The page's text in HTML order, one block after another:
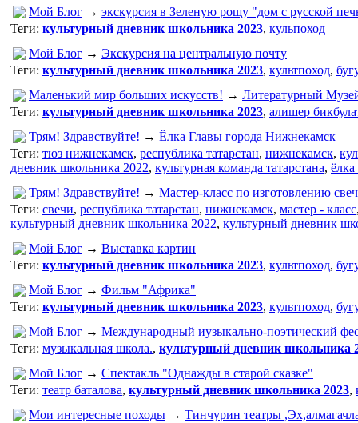
Мой Блог → экскурсия в Зеленую рощу "дом с русской
Теги: культурный дневник школьника 2023, кульпоход
Мой Блог → Экскурсия на центральную почту
Теги: культурный дневник школьника 2023, культпоход,
Маленький мир больших искусств! → Литературный
Теги: культурный дневник школьника 2023, алишер
Трям! Здравствуйте! → Ёлка Главы города Нижнекамск
Теги: тюз нижнекамск, республика татарстан, нижнекамск,
дневник школьника 2022, культурная команда татарстана,
Трям! Здравствуйте! → Мастер-класс по изготовлению
Теги: свечи, республика татарстан, нижнекамск, мастер - класс
культурный дневник школьника 2022, культурный дневник
Мой Блог → Выставка картин
Теги: культурный дневник школьника 2023, культпоход,
Мой Блог → Фильм "Африка"
Теги: культурный дневник школьника 2023, культпоход,
Мой Блог → Международный иузыкально-поэтический
Теги: музыкальная школа., культурный дневник школьника
Мой Блог → Спектакль "Однажды в старой сказке"
Теги: театр баталова, культурный дневник школьника 2023,
Мои интересные походы → Тинчурин театры